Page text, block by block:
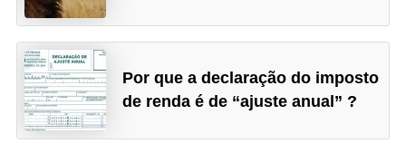
Por que a declaração do imposto
de renda é de “ajuste anual” ?
e
n
t
o
I